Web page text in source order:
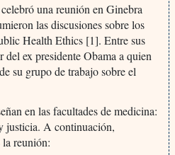
una reunión en Ginebra
las discusiones sobre los
Health Ethics [1]. Entre sus
del ex presidente Obama a quien
su grupo de trabajo sobre el
en las facultades de medicina:
justicia. A continuación,
la reunión: